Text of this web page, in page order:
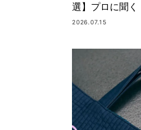
選】プロに聞
2026.07.15